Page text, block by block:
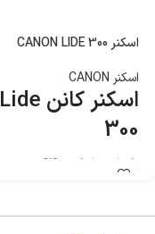
اسکنر CANON LIDE 300
اسکنر CANON
اسکنر کانن Lide
300
تکنولوژی اسکن : CIS